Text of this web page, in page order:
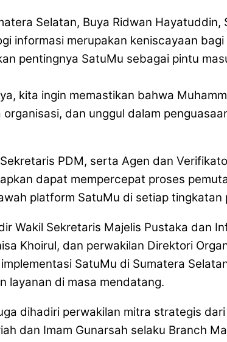
Selatan, Buya Ridwan
informasi merupakan keniscayaan
pentingnya SatuMu sebagai pintu
kita ingin memastikan bahwa
dan unggul dalam
PDM, serta Agen dan
dapat mempercepat proses
platform SatuMu di setiap tingkatan
Wakil Sekretaris Majelis Pustaka dan
Khoirul, dan perwakilan Direktori
SatuMu di Sumatera
layanan di masa mendatang.
dihadiri perwakilan mitra strategis
dan Imam Gunarsah selaku Branch